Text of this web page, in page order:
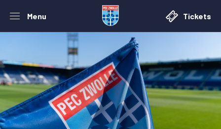
Menu Tickets